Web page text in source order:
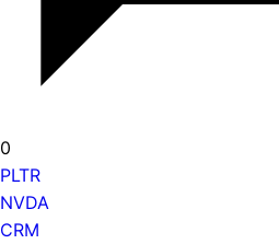
0
PLTR
NVDA
CRM